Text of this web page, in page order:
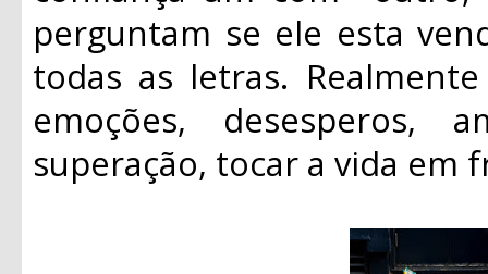
perguntam se ele esta
todas as letras.
emoções, desesperos,
superação, tocar a vida em